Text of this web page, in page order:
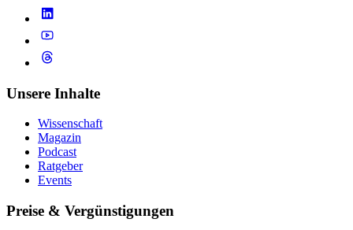
Unsere Inhalte
Wissenschaft
Magazin
Podcast
Ratgeber
Events
Preise & Vergünstigungen